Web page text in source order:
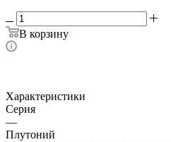
В корзину
Характеристики
Серия
—
Плутоний